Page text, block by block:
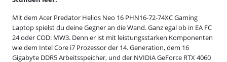
Mit dem Acer Predator Helios Neo 16 PHN16-72-74XC Gaming
Laptop spielst du deine Gegner an die Wand. Ganz egal ob in EA FC
24 oder COD: MW3. Denn er ist mit leistungsstarken Komponenten
wie dem Intel Core i7 Prozessor der 14. Generation, dem 16
Gigabyte DDR5 Arbeitsspeicher, und der NVIDIA GeForce RTX 4060